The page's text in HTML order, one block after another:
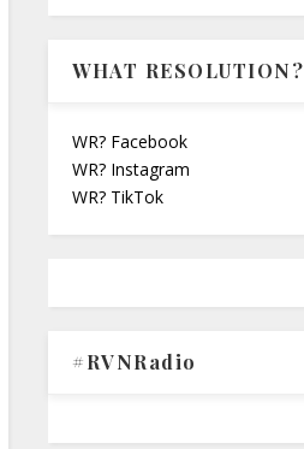
WHAT RESOLUTION?
WR? Facebook
WR? Instagram
WR? TikTok
#RVNRadio